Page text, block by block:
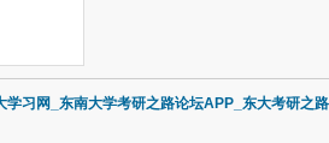
学习网_东南大学考研之路论坛APP_东大考研之